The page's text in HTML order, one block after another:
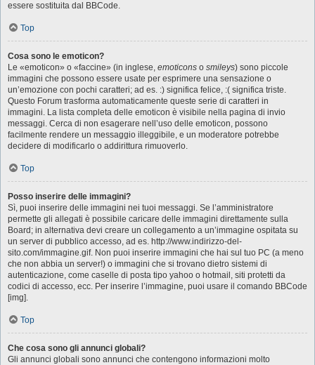
essere sostituita dal BBCode.
Top
Cosa sono le emoticon?
Le «emoticon» o «faccine» (in inglese, emoticons o smileys) sono piccole
immagini che possono essere usate per esprimere una sensazione o
un’emozione con pochi caratteri; ad es. :) significa felice, :( significa triste.
Questo Forum trasforma automaticamente queste serie di caratteri in
immagini. La lista completa delle emoticon è visibile nella pagina di invio
messaggi. Cerca di non esagerare nell’uso delle emoticon, possono
facilmente rendere un messaggio illeggibile, e un moderatore potrebbe
decidere di modificarlo o addirittura rimuoverlo.
Top
Posso inserire delle immagini?
Sì, puoi inserire delle immagini nei tuoi messaggi. Se l’amministratore
permette gli allegati è possibile caricare delle immagini direttamente sulla
Board; in alternativa devi creare un collegamento a un’immagine ospitata su
un server di pubblico accesso, ad es. http://www.indirizzo-del-
sito.com/immagine.gif. Non puoi inserire immagini che hai sul tuo PC (a meno
che non abbia un server!) o immagini che si trovano dietro sistemi di
autenticazione, come caselle di posta tipo yahoo o hotmail, siti protetti da
codici di accesso, ecc. Per inserire l’immagine, puoi usare il comando BBCode
[img].
Top
Che cosa sono gli annunci globali?
Gli annunci globali sono annunci che contengono informazioni molto